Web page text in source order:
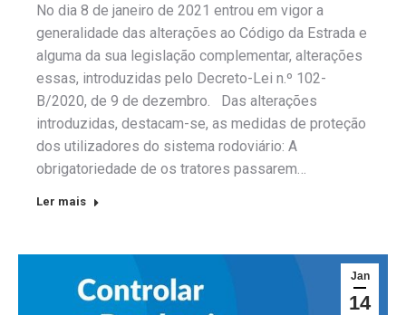
No dia 8 de janeiro de 2021 entrou em vigor a
generalidade das alterações ao Código da Estrada e
alguma da sua legislação complementar, alterações
essas, introduzidas pelo Decreto-Lei n.º 102-
B/2020, de 9 de dezembro. Das alterações
introduzidas, destacam-se, as medidas de proteção
dos utilizadores do sistema rodoviário: A
obrigatoriedade de os tratores passarem…
Ler mais
Jan
14